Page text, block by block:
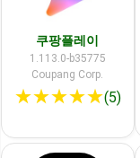
쿠팡플레이
1.113.0-b35775
Coupang Corp.
★★★★★(5)